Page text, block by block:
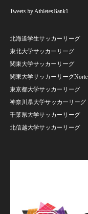
Tweets by AthletesBank1
北海道学生サッカーリーグ
東北大学サッカーリーグ
関東大学サッカーリーグ
関東大学サッカーリーグNorte
東京都大学サッカーリーグ
神奈川県大学サッカーリーグ
千葉県大学サッカーリーグ
北信越大学サッカーリーグ